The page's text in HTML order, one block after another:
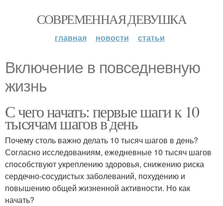
СОВРЕМЕННАЯ ДЕВУШКА
главная новости статьи
Включение в повседневную
жизнь
С чего начать: первые шаги к 10
тысячам шагов в день
Почему столь важно делать 10 тысяч шагов в день?
Согласно исследованиям, ежедневные 10 тысяч шагов
способствуют укреплению здоровья, снижению риска
сердечно-сосудистых заболеваний, похудению и
повышению общей жизненной активности. Но как
начать?